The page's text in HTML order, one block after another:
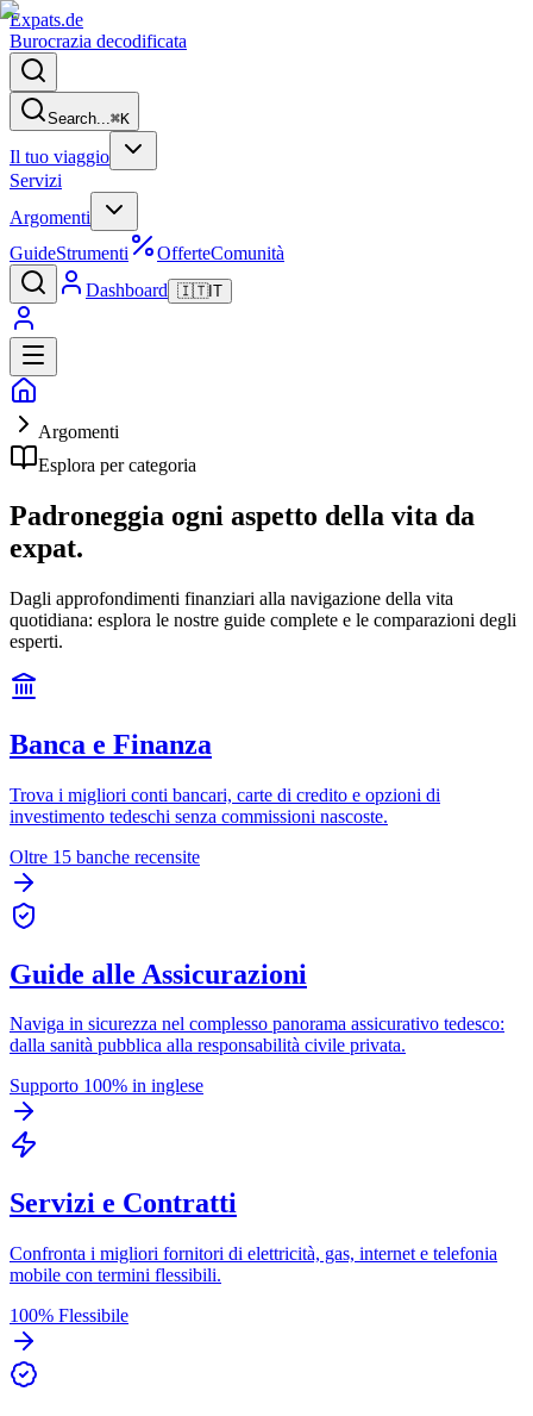
Expats.de
Burocrazia decodificata
Search...⌘K
Il tuo viaggio
Servizi
Argomenti
GuideStrumenti OfferteComunità
Dashboard 🇮🇹IT
Argomenti
Esplora per categoria
Padroneggia ogni aspetto della vita da
expat.
Dagli approfondimenti finanziari alla navigazione della vita
quotidiana: esplora le nostre guide complete e le comparazioni degli
esperti.
Banca e Finanza
Trova i migliori conti bancari, carte di credito e opzioni di
investimento tedeschi senza commissioni nascoste.
Oltre 15 banche recensite
Guide alle Assicurazioni
Naviga in sicurezza nel complesso panorama assicurativo tedesco:
dalla sanità pubblica alla responsabilità civile privata.
Supporto 100% in inglese
Servizi e Contratti
Confronta i migliori fornitori di elettricità, gas, internet e telefonia
mobile con termini flessibili.
100% Flessibile